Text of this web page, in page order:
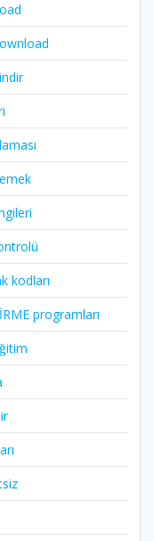
kodları
programları